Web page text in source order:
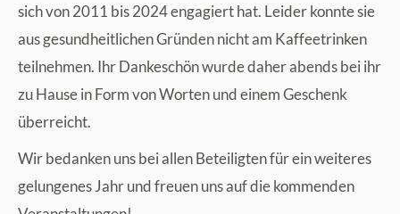
sich von 2011 bis 2024 engagiert hat. Leider konnte sie
aus gesundheitlichen Gründen nicht am Kaffeetrinken
teilnehmen. Ihr Dankeschön wurde daher abends bei ihr
zu Hause in Form von Worten und einem Geschenk
überreicht.
Wir bedanken uns bei allen Beteiligten für ein weiteres
gelungenes Jahr und freuen uns auf die kommenden